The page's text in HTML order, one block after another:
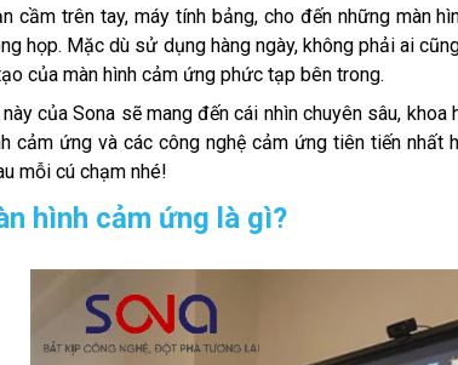
cầm trên tay, máy tính bảng, cho đến những màn
họp. Mặc dù sử dụng hàng ngày, không phải ai
của màn hình cảm ứng phức tạp bên trong.
của Sona sẽ mang đến cái nhìn chuyên sâu, khoa
cảm ứng và các công nghệ cảm ứng tiên tiến nhất
mỗi cú chạm nhé!
hình cảm ứng là gì?